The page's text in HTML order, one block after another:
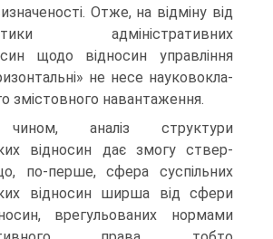
Отже, на відміну від
адміністративних
щодо відносин управління
не несе науковокла-
змістовного навантаження.
аналіз структури
відносин дає змогу ствер-
по-перше, сфера суспільних
відносин ширша від сфери
врегульованих нормами